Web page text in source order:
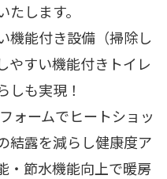
します。
機能付き設備（掃除し
やすい機能付きトイレ
しも実現！
ォームでヒートショッ
結露を減らし健康度ア
・節水機能向上で暖房